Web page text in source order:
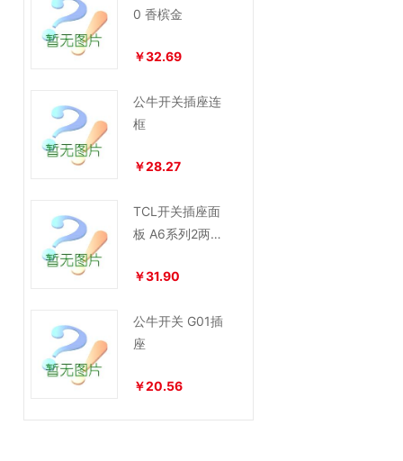
0 香槟金
￥32.69
公牛开关插座连
框
￥28.27
TCL开关插座面
板 A6系列2两位
功率
￥31.90
公牛开关 G01插
座
￥20.56